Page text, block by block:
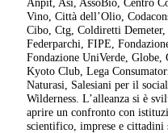
Anpit, Asi, AssoBio, Centro
Vino, Città dell’Olio,
Cibo, Ctg, Coldiretti
Federparchi, FIPE,
Fondazione UniVerde,
Kyoto Club, Lega
Naturasi, Salesiani per il
Wilderness. L’alleanza si è
aprire un confronto con
scientifico, imprese e cittadini